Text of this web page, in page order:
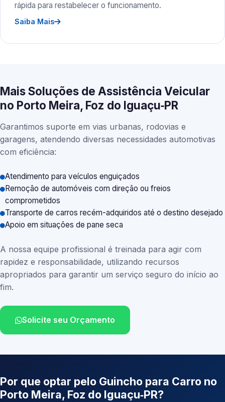
rápida para restabelecer o funcionamento.
Saiba Mais
Mais Soluções de Assistência Veicular
no Porto Meira, Foz do Iguaçu‑PR
Garantimos suporte em vias urbanas, rodovias e
garagens, atendendo diversas necessidades automotivas
com eficiência:
Atendimento para veículos enguiçados
Remoção de automóveis com direção ou freios
comprometidos
Transporte de carros recém-adquiridos até o destino desejado
Apoio em situações de pane seca
A nossa equipe profissional é treinada para agir com
rapidez e responsabilidade, utilizando recursos
apropriados para garantir um serviço seguro do início ao
fim.
Solicite seu Orçamento
Por que optar pelo Guincho para Carro no
Porto Meira, Foz do Iguaçu‑PR?